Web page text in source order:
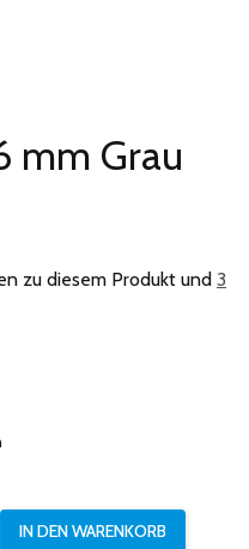
mm Grau
zu diesem Produkt und 3